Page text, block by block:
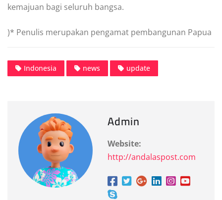
kemajuan bagi seluruh bangsa.
)* Penulis merupakan pengamat pembangunan Papua
Indonesia news update
Admin
Website:
http://andalaspost.com